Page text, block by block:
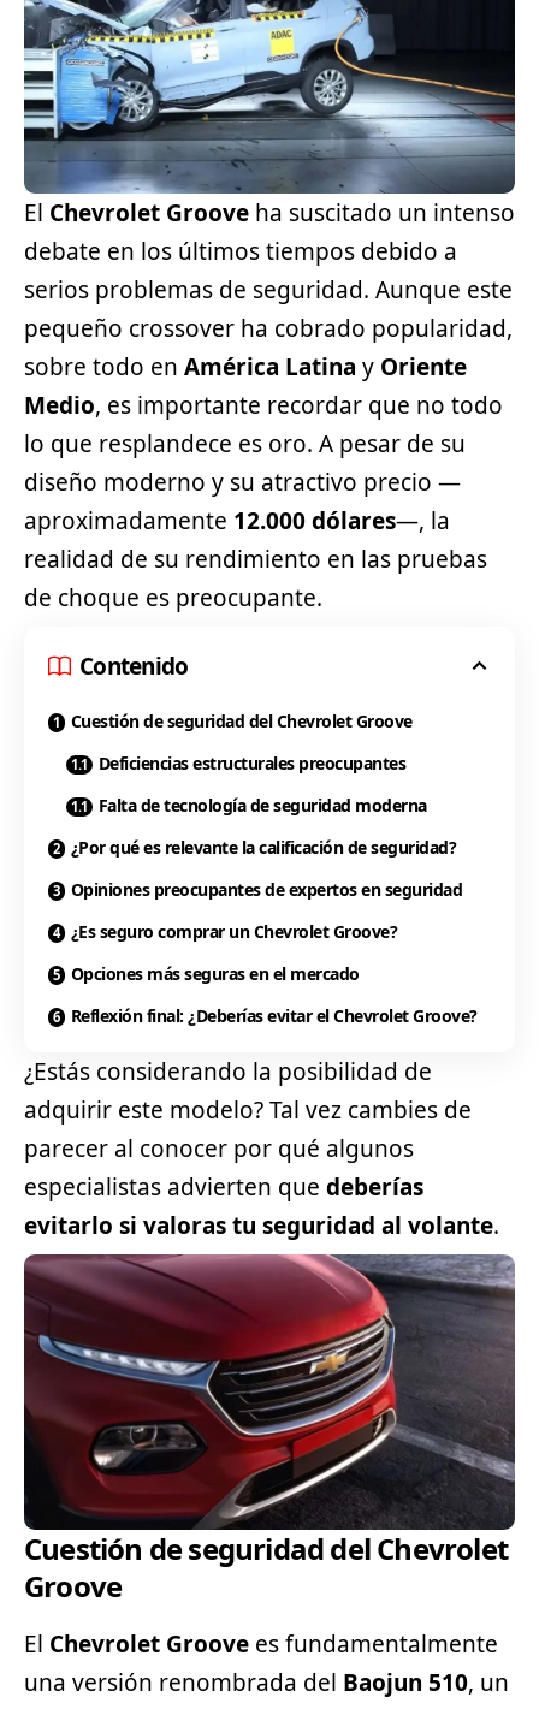
El Chevrolet Groove ha suscitado un intenso
debate en los últimos tiempos debido a
serios problemas de seguridad. Aunque este
pequeño crossover ha cobrado popularidad,
sobre todo en América Latina y Oriente
Medio, es importante recordar que no todo
lo que resplandece es oro. A pesar de su
diseño moderno y su atractivo precio —
aproximadamente 12.000 dólares—, la
realidad de su rendimiento en las pruebas
de choque es preocupante.
Contenido
Cuestión de seguridad del Chevrolet Groove
Deficiencias estructurales preocupantes
Falta de tecnología de seguridad moderna
¿Por qué es relevante la calificación de seguridad?
Opiniones preocupantes de expertos en seguridad
¿Es seguro comprar un Chevrolet Groove?
Opciones más seguras en el mercado
Reflexión final: ¿Deberías evitar el Chevrolet Groove?
¿Estás considerando la posibilidad de
adquirir este modelo? Tal vez cambies de
parecer al conocer por qué algunos
especialistas advierten que deberías
evitarlo si valoras tu seguridad al volante.
Cuestión de seguridad del Chevrolet
Groove
El Chevrolet Groove es fundamentalmente
una versión renombrada del Baojun 510, un